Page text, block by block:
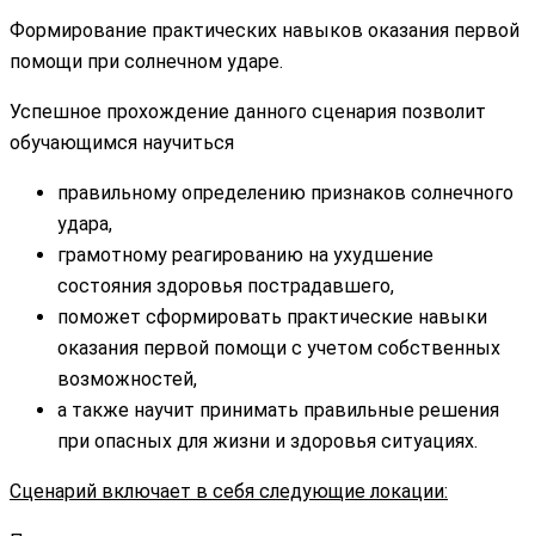
Формирование практических навыков оказания первой
помощи при солнечном ударе.
Успешное прохождение данного сценария позволит
обучающимся научиться
правильному определению признаков солнечного
удара,
грамотному реагированию на ухудшение
состояния здоровья пострадавшего,
поможет сформировать практические навыки
оказания первой помощи с учетом собственных
возможностей,
а также научит принимать правильные решения
при опасных для жизни и здоровья ситуациях.
Сценарий включает в себя следующие локации: